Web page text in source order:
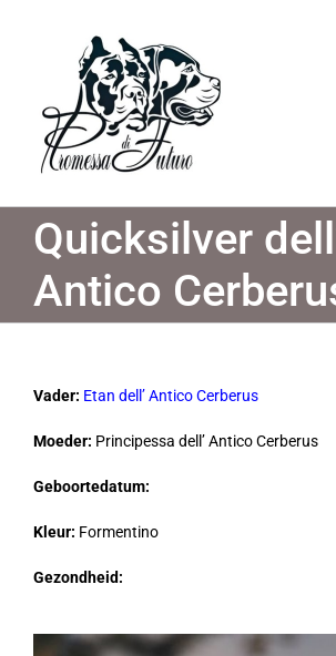
Quicksilver
Antico
Vader: Etan dell’ Antico Cerberus
Moeder: Principessa dell’ Antico Cerberus
Geboortedatum:
Kleur: Formentino
Gezondheid: